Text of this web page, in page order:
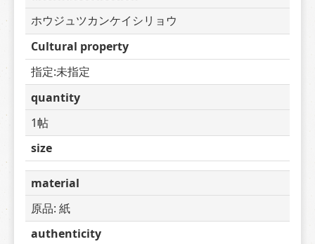
ホウジュツカンケイシリョウ
Cultural property
指定:未指定
quantity
1帖
size
material
原品: 紙
authenticity